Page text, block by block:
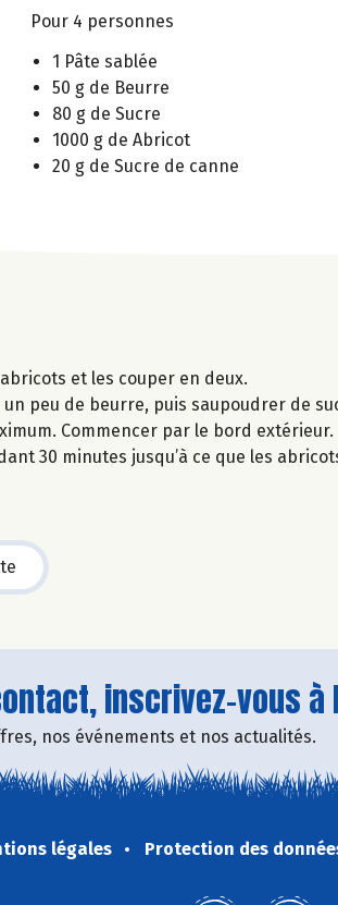
Pour 4 personnes
1 Pâte sablée
50 g de Beurre
80 g de Sucre
1000 g de Abricot
20 g de Sucre de canne
et les couper en deux.
peu de beurre, puis saupoudrer de
Commencer par le bord extérieur.
30 minutes jusqu’à ce que les
inscrivez-vous
nos événements et nos actualités.
légales Protection des